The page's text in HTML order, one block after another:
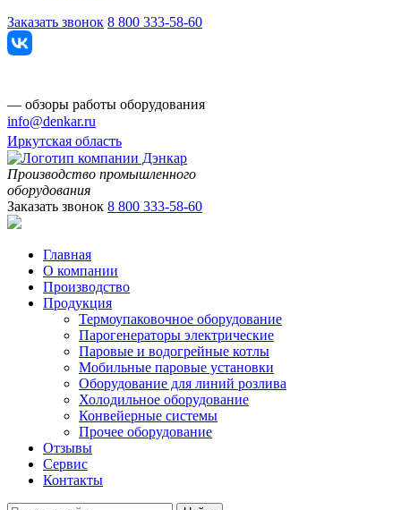
Заказать звонок 8 800 333-58-60
— обзоры работы оборудования
info@denkar.ru
Иркутская область
Производство промышленного
оборудования
Заказать звонок 8 800 333-58-60
Главная
О компании
Производство
Продукция
Термоупаковочное оборудование
Парогенераторы электрические
Паровые и водогрейные котлы
Мобильные паровые установки
Оборудование для линий розлива
Холодильное оборудование
Конвейерные системы
Прочее оборудование
Отзывы
Сервис
Контакты